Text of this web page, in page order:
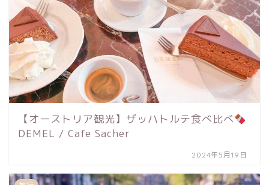
【オーストリア観光】ザッハトルテ食べ比べ
DEMEL / Cafe Sacher
2024年5月19日